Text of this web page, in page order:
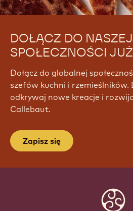
DOŁĄCZ DO NASZEJ
SPOŁECZNOŚCI
Dołącz do globalnej
szefów kuchni i rzemieślników.
odkrywaj nowe kreacje i
Callebaut.
Zapisz się